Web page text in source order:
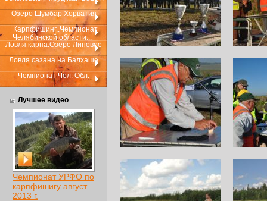
Озеро Шумбар Хорватия
Карпфишинг..Чемпионат
Челябинской области...
Ловля карпа.Озеро Линевое
Ловля сазана на Балхаше
Чемпионат Чел. Обл.
Лучшее видео
Чемпионат УРФО по
карпфишигу август
2013 г.